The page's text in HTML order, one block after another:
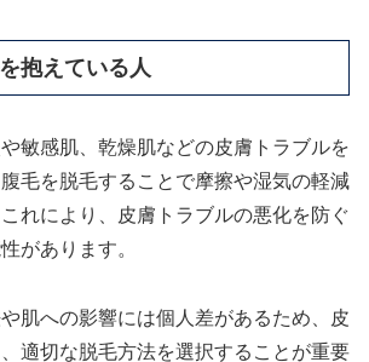
抱えている人
敏感肌、乾燥肌などの皮膚トラブルを
毛を脱毛することで摩擦や湿気の軽減
れにより、皮膚トラブルの悪化を防ぐ
があります。
肌への影響には個人差があるため、皮
適切な脱毛方法を選択することが重要